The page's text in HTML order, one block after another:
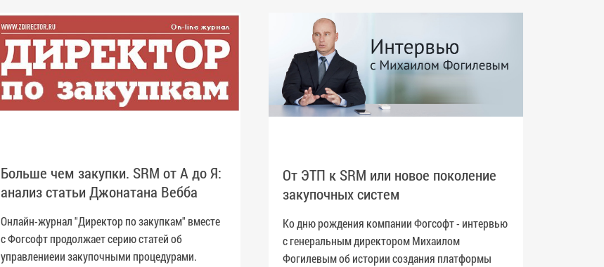
Больше чем закупки. SRM от А до Я:
анализ статьи Джонатана Вебба
Онлайн-журнал "Директор по закупкам" вместе
с Фогсофт продолжает серию статей об
управлениеии закупочными процедурами.
От ЭТП к SRM или новое поколение
закупочных систем
Ко дню рождения компании Фогсофт - интервью
с генеральным директором Михаилом
Фогилевым об истории создания платформы